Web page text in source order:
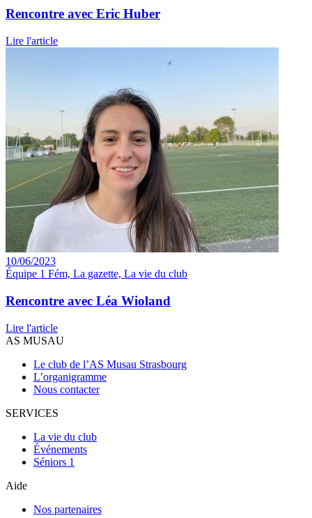
Rencontre avec Eric Huber
Lire l'article
10/06/2023
Équipe 1 Fém, La gazette, La vie du club
Rencontre avec Léa Wioland
Lire l'article
AS MUSAU
Le club de l’AS Musau Strasbourg
L’organigramme
Nous contacter
SERVICES
La vie du club
Événements
Séniors 1
Aide
Nos partenaires